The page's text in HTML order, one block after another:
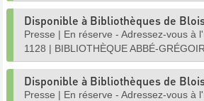
Disponible à Bibliothèques de
Presse | En réserve - Adressez-vous à
1128 | BIBLIOTHÈQUE ABBÉ-
Disponible à Bibliothèques de
Presse | En réserve - Adressez-vous à